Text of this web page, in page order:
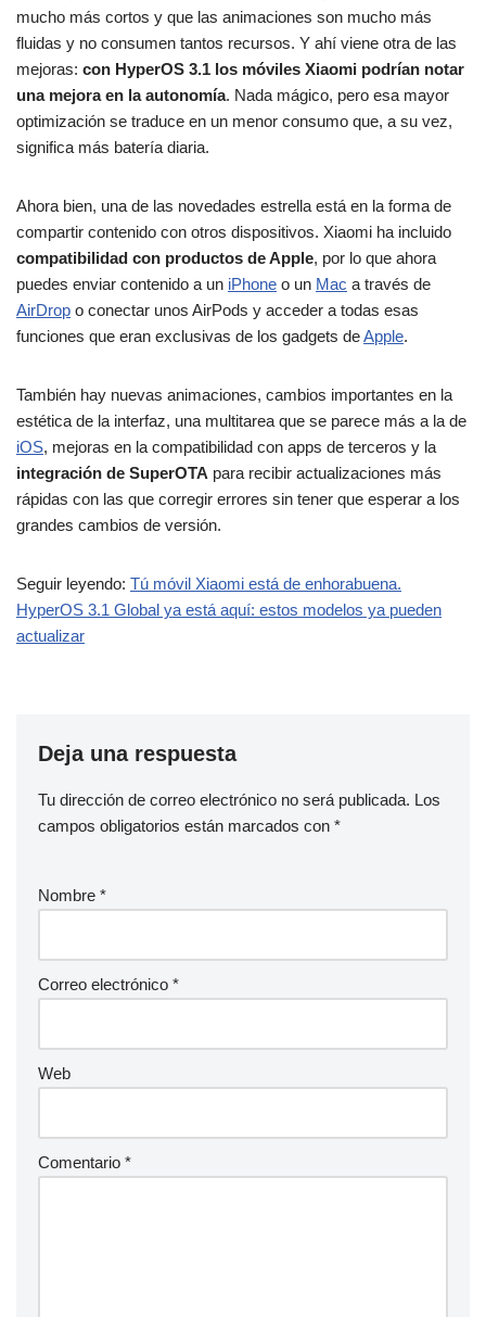
mucho más cortos y que las animaciones son mucho más
fluidas y no consumen tantos recursos. Y ahí viene otra de las
mejoras: con HyperOS 3.1 los móviles Xiaomi podrían notar
una mejora en la autonomía. Nada mágico, pero esa mayor
optimización se traduce en un menor consumo que, a su vez,
significa más batería diaria.
Ahora bien, una de las novedades estrella está en la forma de
compartir contenido con otros dispositivos. Xiaomi ha incluido
compatibilidad con productos de Apple, por lo que ahora
puedes enviar contenido a un iPhone o un Mac a través de
AirDrop o conectar unos AirPods y acceder a todas esas
funciones que eran exclusivas de los gadgets deApple.
También hay nuevas animaciones, cambios importantes en la
estética de la interfaz, una multitarea que se parece más a la de
iOS, mejoras en la compatibilidad con apps de terceros y la
integración de SuperOTA para recibir actualizaciones más
rápidas con las que corregir errores sin tener que esperar a los
grandes cambios de versión.
Seguir leyendo: Tú móvil Xiaomi está de enhorabuena.
HyperOS 3.1 Global ya está aquí: estos modelos ya pueden
actualizar
Deja una respuesta
Tu dirección de correo electrónico no será publicada. Los
campos obligatorios están marcados con *
Nombre *
Correo electrónico *
Web
Comentario *